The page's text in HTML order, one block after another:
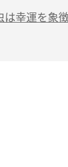
と黒のナナホシ
関でてんとう虫
は幸運を象